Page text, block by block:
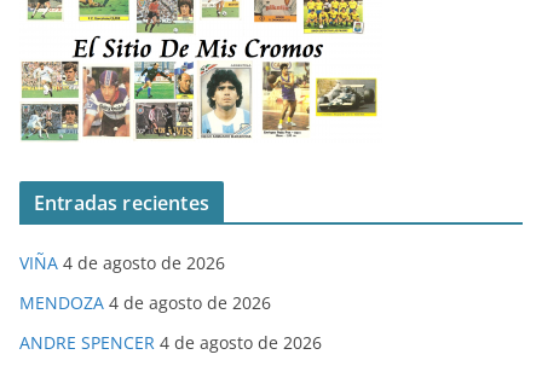
Entradas recientes
VIÑA 4 de agosto de 2026
MENDOZA 4 de agosto de 2026
ANDRE SPENCER 4 de agosto de 2026